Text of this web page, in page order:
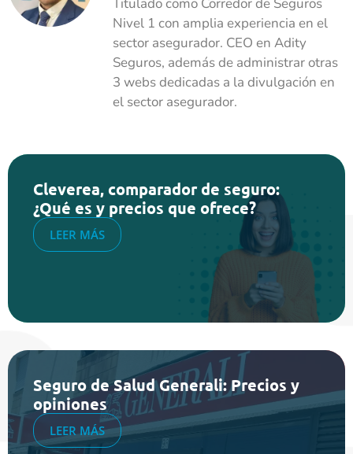
Nivel 1 con amplia experiencia en el
sector asegurador. CEO en Adity
Seguros, además de administrar otras
3 webs dedicadas a la divulgación en
el sector asegurador.
Cleverea, comparador de seguro:
¿Qué es y precios que ofrece?
LEER MÁS
Seguro de Salud Generali: Precios y
opiniones
LEER MÁS